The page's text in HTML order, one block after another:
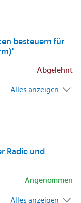
besteuern für
Abgelehnt
Alles anzeigen
Radio und
Angenommen
Alles anzeigen